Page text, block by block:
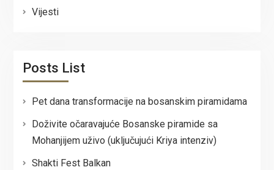
Vijesti
Posts List
Pet dana transformacije na bosanskim piramidama
Doživite očaravajuće Bosanske piramide sa
Mohanjijem uživo (uključujući Kriya intenziv)
Shakti Fest Balkan